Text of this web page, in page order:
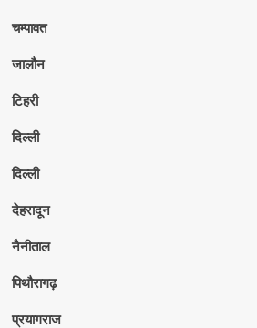
चम्पावत
जालौन
टिहरी
दिल्ली
दिल्ली
देहरादून
नैनीताल
पिथौरागढ़
प्रयागराज